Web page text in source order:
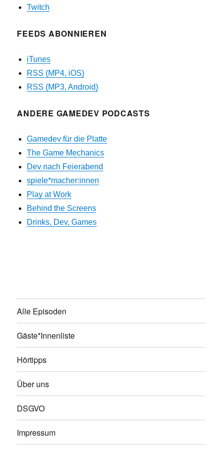
Twitch
FEEDS ABONNIEREN
iTunes
RSS (MP4, iOS)
RSS (MP3, Android)
ANDERE GAMEDEV PODCASTS
Gamedev für die Platte
The Game Mechanics
Dev nach Feierabend
spiele*macher:innen
Play at Work
Behind the Screens
Drinks, Dev, Games
Alle Episoden
Gäste*Innenliste
Hörtipps
Über uns
DSGVO
Impressum